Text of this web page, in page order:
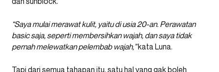
“Saya mulai merawat kulit, yaitu di usia 20-an. Perawatan
basic saja, seperti membersihkan wajah, dan saya tidak
pernah melewatkan pelembab wajah,”kata Luna.
Tapi dari semua tahapan itu, satu hal yang gak boleh